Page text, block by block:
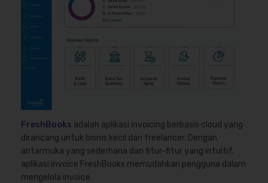
FreshBooks adalah aplikasi invoicing berbasis cloud yang
dirancang untuk bisnis kecil dan freelancer. Dengan
antarmuka yang sederhana dan fitur-fitur yang intuitif,
aplikasi invoice FreshBooks memudahkan pengguna dalam
mengelola invoice.